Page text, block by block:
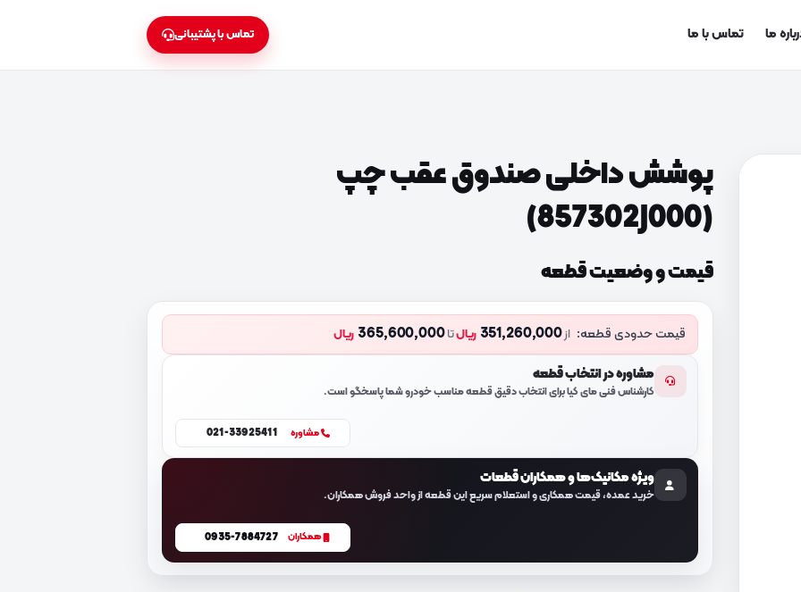
ما تماس با ما تماس با پشتیبانی
پوشش داخلی صندوق عقب چپ
(857302J000)
قیمت و وضعیت قطعه
قیمت حدودی قطعه: از351,260,000 ریالتا365,600,000 ریال
مشاوره در انتخاب قطعه
کارشناس فنی مای کیا برای انتخاب دقیق قطعه مناسب خودرو شما پاسخگو است.
مشاوره 021-33925411
ویژه مکانیک‌ها و همکاران قطعات
خرید عمده، قیمت همکاری و استعلام سریع این قطعه از واحد فروش همکاران.
همکاران 0935-7884727